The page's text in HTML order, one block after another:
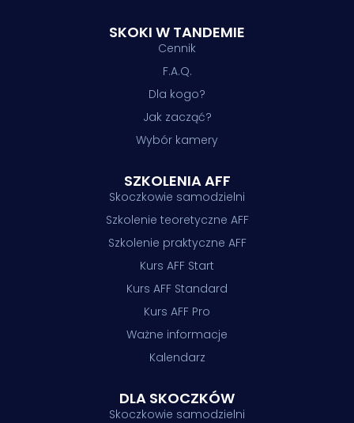
SKOKI W TANDEMIE
Cennik
F.A.Q.
Dla kogo?
Jak zacząć?
Wybór kamery
SZKOLENIA AFF
Skoczkowie samodzielni
Szkolenie teoretyczne AFF
Szkolenie praktyczne AFF
Kurs AFF Start
Kurs AFF Standard
Kurs AFF Pro
Ważne informacje
Kalendarz
DLA SKOCZKÓW
Skoczkowie samodzielni